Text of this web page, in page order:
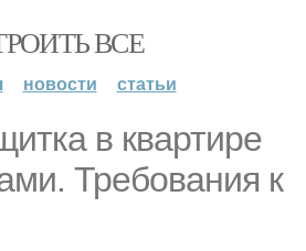
ВСЕ
новости статьи
в квартире
Требования к